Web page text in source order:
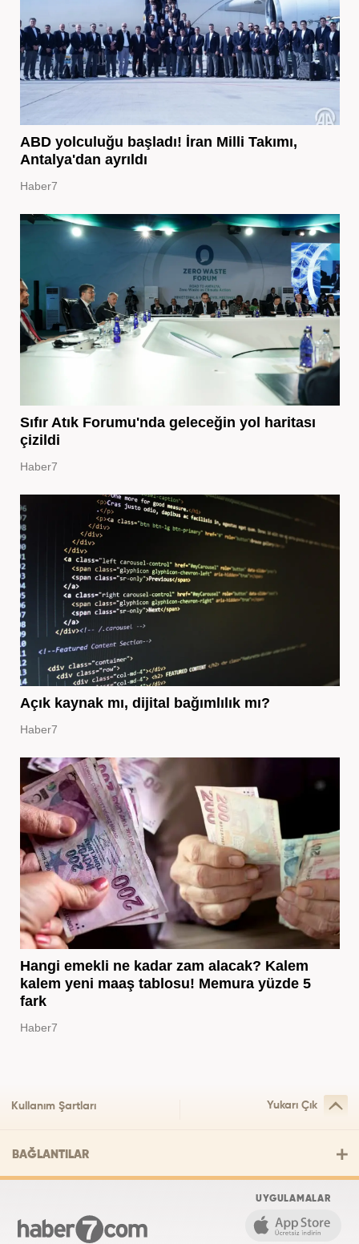
ABD yolculuğu başladı! İran Milli Takımı,
Antalya'dan ayrıldı
Haber7
Sıfır Atık Forumu'nda geleceğin yol haritası
çizildi
Haber7
Açık kaynak mı, dijital bağımlılık mı?
Haber7
Hangi emekli ne kadar zam alacak? Kalem
kalem yeni maaş tablosu! Memura yüzde 5
fark
Haber7
Kullanım Şartları Yukarı Çık
BAĞLANTILAR
UYGULAMALAR